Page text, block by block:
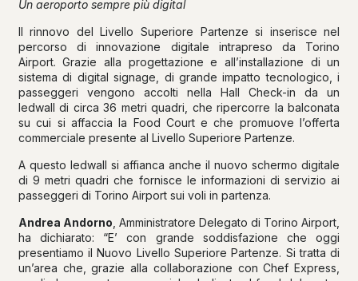
Un aeroporto sempre più digital
Il rinnovo del Livello Superiore Partenze si inserisce nel
percorso di innovazione digitale intrapreso da Torino
Airport. Grazie alla progettazione e all’installazione di un
sistema di digital signage, di grande impatto tecnologico, i
passeggeri vengono accolti nella Hall Check-in da un
ledwall di circa 36 metri quadri, che ripercorre la balconata
su cui si affaccia la Food Court e che promuove l’offerta
commerciale presente al Livello Superiore Partenze.
A questo ledwall si affianca anche il nuovo schermo digitale
di 9 metri quadri che fornisce le informazioni di servizio ai
passeggeri di Torino Airport sui voli in partenza.
Andrea Andorno , Amministratore Delegato di Torino Airport,
ha dichiarato: “E’ con grande soddisfazione che oggi
presentiamo il Nuovo Livello Superiore Partenze. Si tratta di
un’area che, grazie alla collaborazione con Chef Express,